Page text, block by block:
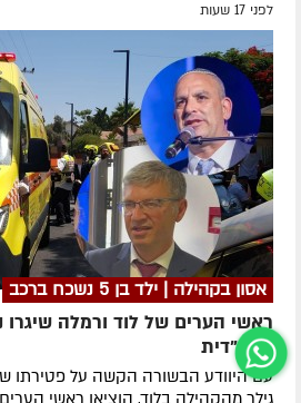
לפני 17 שעות
אסון בקהילה | ילד בן 5 נשכח ברכב
ראשי הערים של לוד ורמלה
החב"דית
עם היוודע הבשורה הקשה על פטירתו